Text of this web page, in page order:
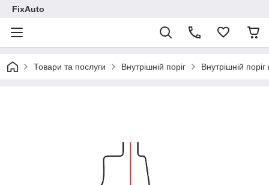
FixAuto
Товари та послуги Внутрішній поріг Внутрішній